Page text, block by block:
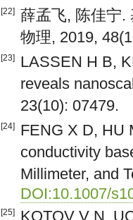
[22] 薛孟飞, 陈佳宁.
物理, 2019,
[23]
LASSEN H B,
reveals
23(10): 07479.
[24]
FENG X D, HU
conductivity
Millimeter, and
DOI:10.1007/
[25] KOTOV V N,